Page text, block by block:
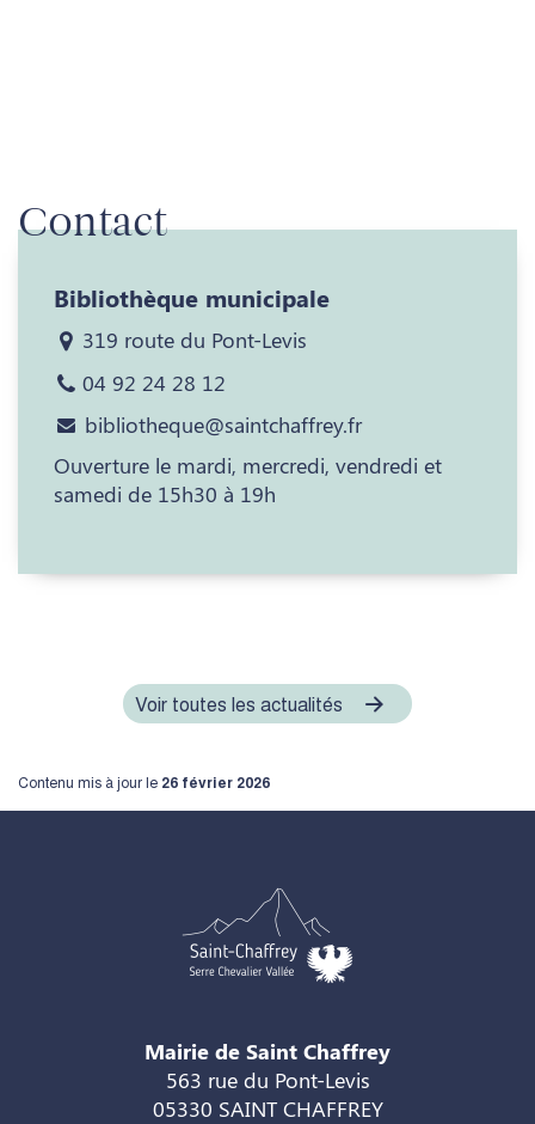
Contact
Bibliothèque municipale
319 route du Pont-Levis
04 92 24 28 12
bibliotheque@saintchaffrey.fr
Ouverture le mardi, mercredi, vendredi et
samedi de 15h30 à 19h
Voir toutes les actualités
Contenu mis à jour le 26 février 2026
Mairie de Saint Chaffrey
563 rue du Pont-Levis
05330 SAINT CHAFFREY